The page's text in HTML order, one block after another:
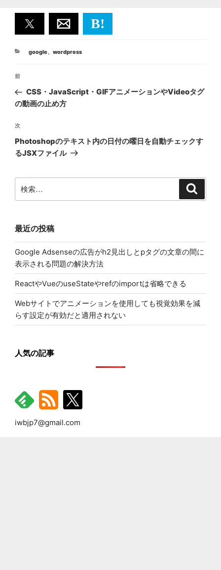
B!
カ
google、 wordpress
投
ナ
ゲ
ー
シ
ン
前
の
投
前
CSS・JavaScript・GIFアニメーションやVideoタグ
の動画の止め方
次
の
投
次
Photoshopのテキスト内の日付の曜日を自動チェックす
るJSXファイル
索:
最近の投稿
Google Adsenseの広告がh2見出しとpタグの文章の間に
表示される問題の解決方法
ReactやVueのuseStateやrefのimportは省略できる
Webサイトでアニメーションを使用しても視覚効果を減
らす設定が有効だと適用されない
人気の記事
iwbjp7@gmail.com